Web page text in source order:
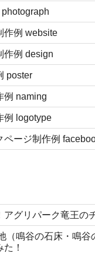
作例 website
作例 design
poster
例 naming
例 logotype
ページ制作例
アグリパーク竜王の
（鳴谷の石床・鳴谷
！